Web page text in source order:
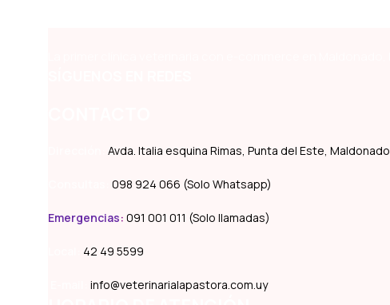
Avda. Italia esquina Rimas, Punta del Este, Maldonado
098 924 066 (Solo Whatsapp)
Emergencias: 091 001 011 (Solo llamadas)
42 49 5599
info@veterinarialapastora.com.uy